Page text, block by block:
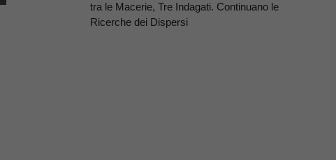
tra le Macerie, Tre Indagati. Continuano le
Ricerche dei Dispersi